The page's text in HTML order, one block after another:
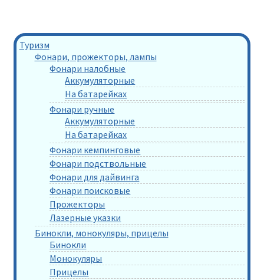
Туризм
Фонари, прожекторы, лампы
Фонари налобные
Аккумуляторные
На батарейках
Фонари ручные
Аккумуляторные
На батарейках
Фонари кемпинговые
Фонари подствольные
Фонари для дайвинга
Фонари поисковые
Прожекторы
Лазерные указки
Бинокли, монокуляры, прицелы
Бинокли
Монокуляры
Прицелы